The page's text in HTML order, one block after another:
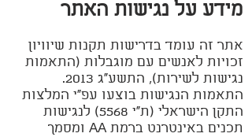
מידע על נגישות האתר
אתר זה עומד בדרישות תקנות שיוויון
זכויות לאנשים עם מוגבלות (התאמות
נגישות לשירות), התשע"ג 2013.
התאמות הנגישות בוצעו עפ"י המלצות
התקן הישראלי (ת"י 5568) לנגישות
תכנים באינטרנט ברמת AA ומסמך